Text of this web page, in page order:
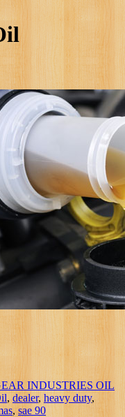
INDUSTRIES OIL
, dealer, heavy duty,
, sae 90